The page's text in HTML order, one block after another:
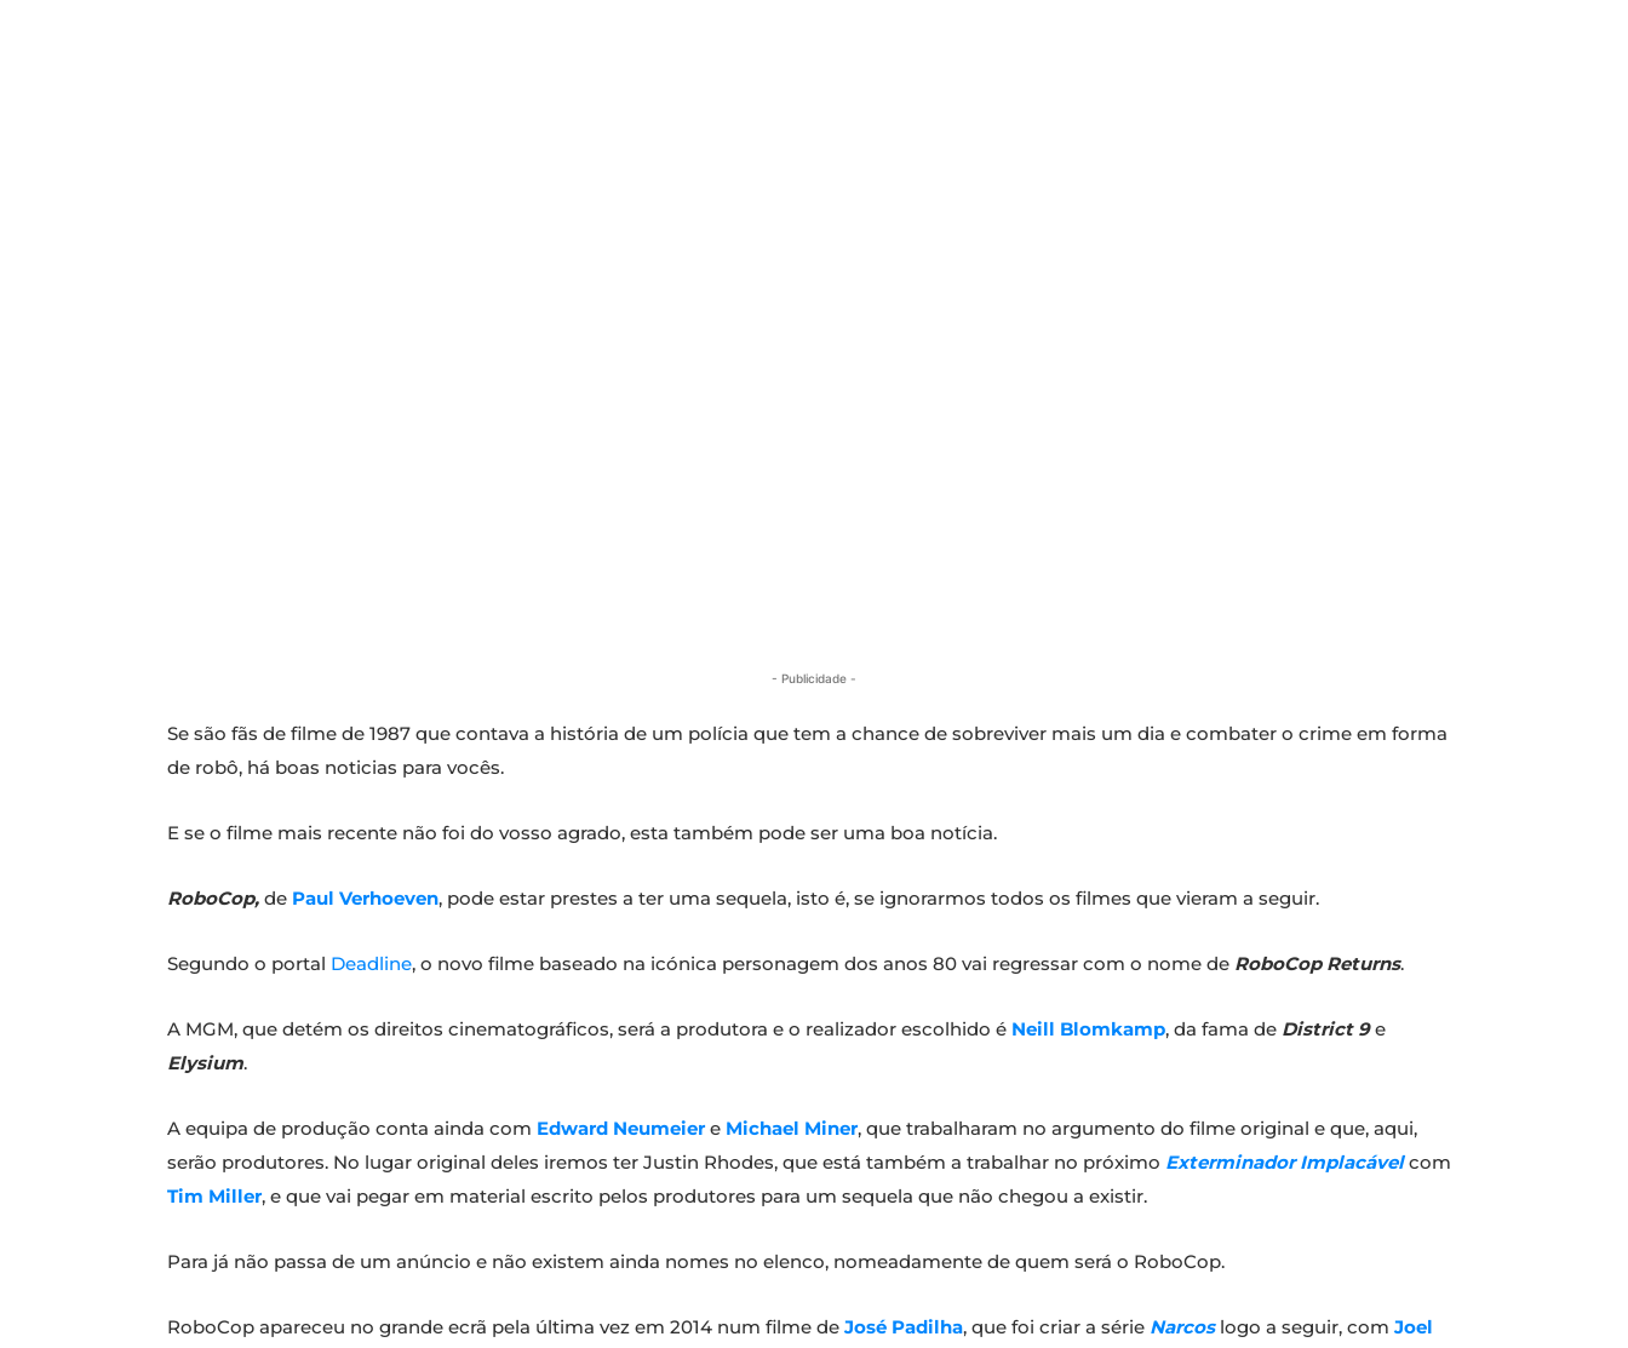
- Publicidade -
Se são fãs de filme de 1987 que contava a história de um polícia que tem a chance de sobreviver mais um dia e combater o crime em forma
de robô, há boas noticias para vocês.
E se o filme mais recente não foi do vosso agrado, esta também pode ser uma boa notícia.
RoboCop, de Paul Verhoeven, pode estar prestes a ter uma sequela, isto é, se ignorarmos todos os filmes que vieram a seguir.
Segundo o portal Deadline, o novo filme baseado na icónica personagem dos anos 80 vai regressar com o nome de RoboCop Returns.
A MGM, que detém os direitos cinematográficos, será a produtora e o realizador escolhido é Neill Blomkamp, da fama de District 9e
Elysium.
A equipa de produção conta ainda com Edward Neumeier e Michael Miner, que trabalharam no argumento do filme original e que, aqui,
serão produtores. No lugar original deles iremos ter Justin Rhodes, que está também a trabalhar no próximo Exterminador Implacávelcom
Tim Miller, e que vai pegar em material escrito pelos produtores para um sequela que não chegou a existir.
Para já não passa de um anúncio e não existem ainda nomes no elenco, nomeadamente de quem será o RoboCop.
RoboCop apareceu no grande ecrã pela última vez em 2014 num filme de José Padilha, que foi criar a série Narcos logo a seguir, com Joel